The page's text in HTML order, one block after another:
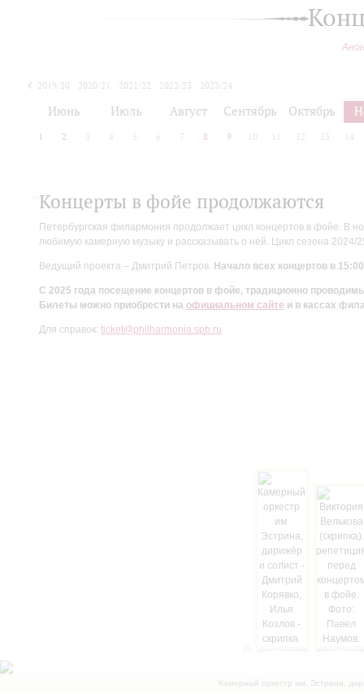
2019/20 2020/21 2021/22 2022/23
2023/24
Июнь Июль Август Сентябрь Октябрь
1 2 3 4 5 6 7 8 9 10 12 13 14
Концерты в фойе продолжаются
Петербургская филармония продолжает цикл концертов в фойе. В
любимую камерную музыку и рассказывать о ней. Цикл сезона
Ведущий проекта – Дмитрий Петров. Начало всех концертов в
С 2025 года посещение концертов в фойе, традиционно
Билеты можно приобрести на официальном сайте и в кассах
Для справок: ticket@philharmonia.spb.ru
Камерный оркестр им. Эстрина,